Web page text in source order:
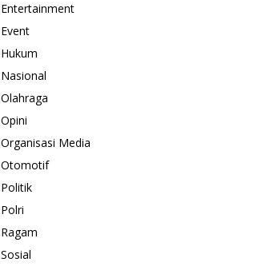
Entertainment
Event
Hukum
Nasional
Olahraga
Opini
Organisasi Media
Otomotif
Politik
Polri
Ragam
Sosial